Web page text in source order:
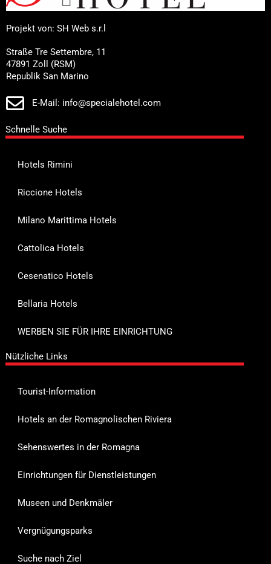
Projekt von: SH Web s.r.l
Straße Tre Settembre, 11
47891 Zoll (RSM)
Republik San Marino
E-Mail: info@specialehotel.com
Schnelle Suche
Hotels Rimini
Riccione Hotels
Milano Marittima Hotels
Cattolica Hotels
Cesenatico Hotels
Bellaria Hotels
WERBEN SIE FÜR IHRE EINRICHTUNG
Nützliche Links
Tourist-Information
Hotels an der Romagnolischen Riviera
Sehenswertes in der Romagna
Einrichtungen für Dienstleistungen
Museen und Denkmäler
Vergnügungsparks
Suche nach Ziel